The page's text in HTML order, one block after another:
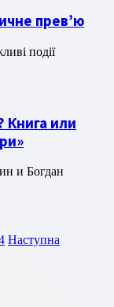
прев’ю
події
Книга или
Наступна